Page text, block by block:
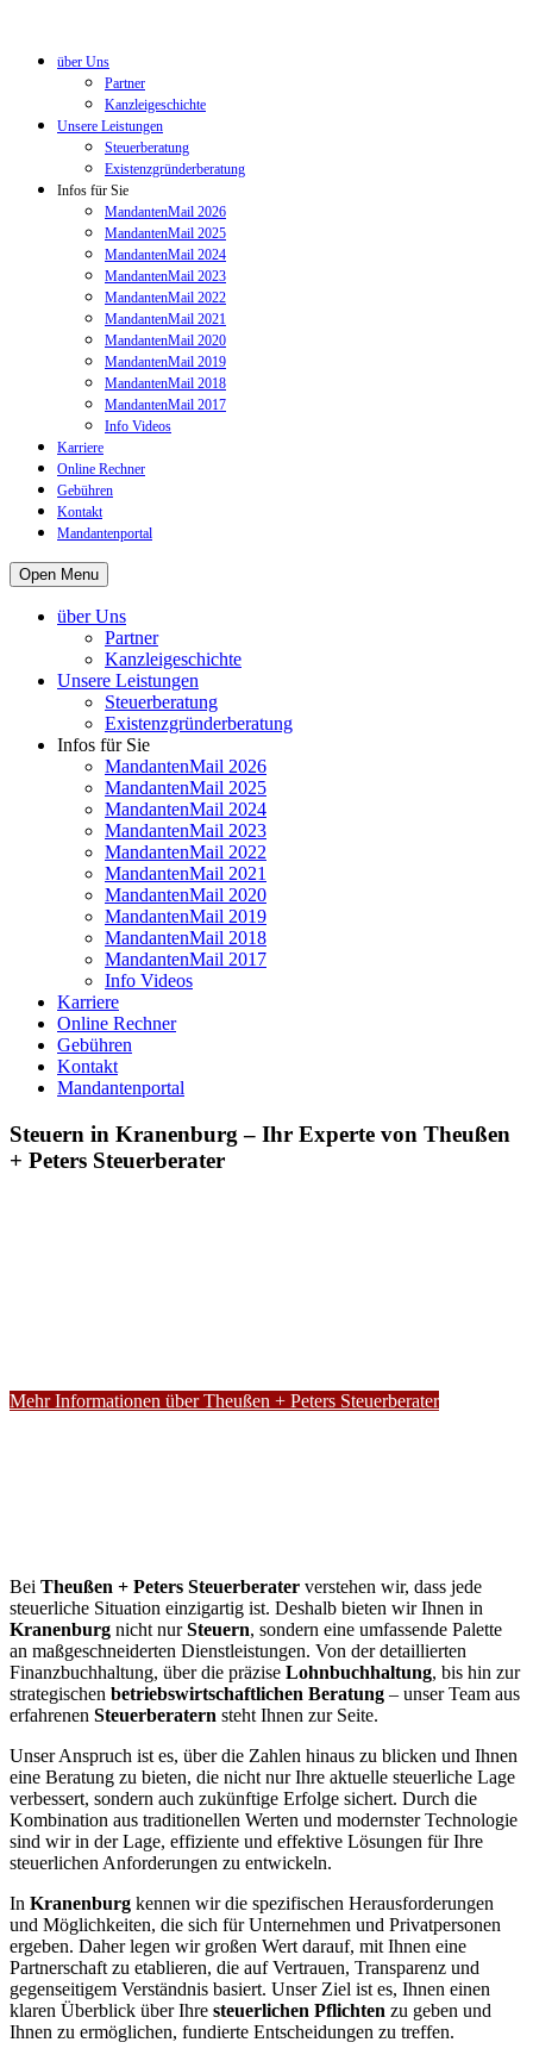
über Uns
Partner
Kanzleigeschichte
Unsere Leistungen
Steuerberatung
Existenzgründerberatung
Infos für Sie
MandantenMail 2026
MandantenMail 2025
MandantenMail 2024
MandantenMail 2023
MandantenMail 2022
MandantenMail 2021
MandantenMail 2020
MandantenMail 2019
MandantenMail 2018
MandantenMail 2017
Info Videos
Karriere
Online Rechner
Gebühren
Kontakt
Mandantenportal
Open Menu
über Uns
Partner
Kanzleigeschichte
Unsere Leistungen
Steuerberatung
Existenzgründerberatung
Infos für Sie
MandantenMail 2026
MandantenMail 2025
MandantenMail 2024
MandantenMail 2023
MandantenMail 2022
MandantenMail 2021
MandantenMail 2020
MandantenMail 2019
MandantenMail 2018
MandantenMail 2017
Info Videos
Karriere
Online Rechner
Gebühren
Kontakt
Mandantenportal
Steuern in Kranenburg – Ihr Experte von Theußen
+ Peters Steuerberater
Mehr Informationen über Theußen + Peters Steuerberater
Bei Theußen + Peters Steuerberater verstehen wir, dass jede
steuerliche Situation einzigartig ist. Deshalb bieten wir Ihnen in
Kranenburg nicht nurSteuern, sondern eine umfassende Palette
an maßgeschneiderten Dienstleistungen. Von der detaillierten
Finanzbuchhaltung, über die präzise Lohnbuchhaltung, bis hin zur
strategischen betriebswirtschaftlichen Beratung – unser Team aus
erfahrenen Steuerberatern steht Ihnen zur Seite.
Unser Anspruch ist es, über die Zahlen hinaus zu blicken und Ihnen
eine Beratung zu bieten, die nicht nur Ihre aktuelle steuerliche Lage
verbessert, sondern auch zukünftige Erfolge sichert. Durch die
Kombination aus traditionellen Werten und modernster Technologie
sind wir in der Lage, effiziente und effektive Lösungen für Ihre
steuerlichen Anforderungen zu entwickeln.
In Kranenburg kennen wir die spezifischen Herausforderungen
und Möglichkeiten, die sich für Unternehmen und Privatpersonen
ergeben. Daher legen wir großen Wert darauf, mit Ihnen eine
Partnerschaft zu etablieren, die auf Vertrauen, Transparenz und
gegenseitigem Verständnis basiert. Unser Ziel ist es, Ihnen einen
klaren Überblick über Ihre steuerlichen Pflichten zu geben und
Ihnen zu ermöglichen, fundierte Entscheidungen zu treffen.